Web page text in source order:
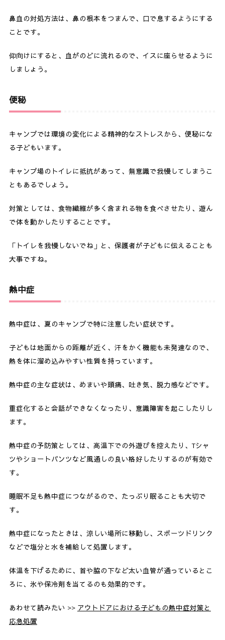
鼻血の対処方法は、鼻の根本をつまんで、口で息するようにする
ことです。
仰向けにすると、血がのどに流れるので、イスに座らせるように
しましょう。
便秘
キャンプでは環境の変化による精神的なストレスから、便秘にな
る子どもいます。
キャンプ場のトイレに抵抗があって、無意識で我慢してしまうこ
ともあるでしょう。
対策としては、食物繊維が多く含まれる物を食べさせたり、遊ん
で体を動かしたりすることです。
「トイレを我慢しないでね」と、保護者が子どもに伝えることも
大事ですね。
熱中症
熱中症は、夏のキャンプで特に注意したい症状です。
子どもは地面からの距離が近く、汗をかく機能も未発達なので、
熱を体に溜め込みやすい性質を持っています。
熱中症の主な症状は、めまいや頭痛、吐き気、脱力感などです。
重症化すると会話ができなくなったり、意識障害を起こしたりし
ます。
熱中症の予防策としては、高温下での外遊びを控えたり、Tシャ
ツやショートパンツなど風通しの良い格好したりするのが有効で
す。
睡眠不足も熱中症につながるので、たっぷり眠ることも大切で
す。
熱中症になったときは、涼しい場所に移動し、スポーツドリンク
などで塩分と水を補給して処置します。
体温を下げるために、首や脇の下など太い血管が通っているとこ
ろに、氷や保冷剤を当てるのも効果的です。
あわせて読みたい >> アウトドアにおける子どもの熱中症対策と
応急処置